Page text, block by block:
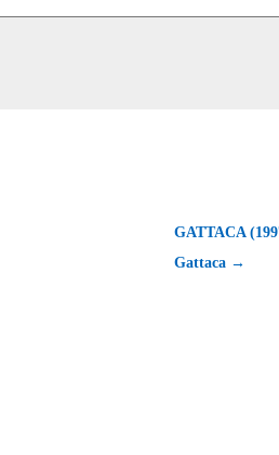
GATTACA
Gattaca →